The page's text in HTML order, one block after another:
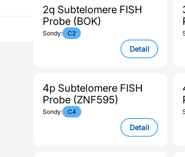
2q Subtelomere FISH
Probe (BOK)
Sondy: C2
Detail
4p Subtelomere FISH
Probe (ZNF595)
Sondy: C4
Detail